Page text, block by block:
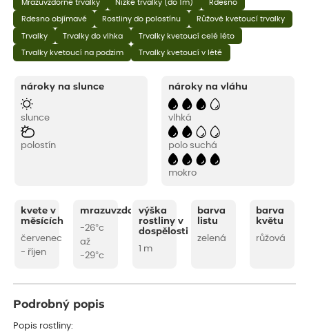
Mrazuvzdorné trvalky Nízké trvalky (do 1m) Rdesno
Rdesno objímavé Rostliny do polostínu Růžově kvetoucí trvalky
Trvalky Trvalky do vlhka Trvalky kvetoucí celé léto
Trvalky kvetoucí na podzim Trvalky kvetoucí v létě
nároky na slunce
slunce
polostín
nároky na vláhu
vlhká
polo suchá
mokro
kvete v
měsících
červenec
- říjen
mrazuvzdornost
-26°c
až
-29°c
výška
rostliny v
dospělosti
1 m
barva
listu
zelená
barva
květu
růžová
Podrobný popis
Popis rostliny: